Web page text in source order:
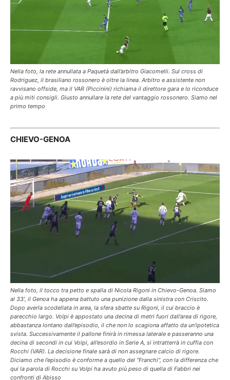
Nella foto, la rete annullata a Paquetà dall’arbitro Giacomelli. Sul cross di
Rodriguez, il brasiliano rossonero è oltre la linea. Arbitro e assistente non
ravvisano offside, ma il VAR (Piccinini) richiama il direttore gara e lo riconduce
a più miti consigli. Giusto annullare la rete del vantaggio rossonero. Siamo nel
primo tempo
CHIEVO-GENOA
Nella foto, il tocco tra petto e spalla di Nicola Rigoni in Chievo-Genoa. Siamo
al 33′, il Genoa ha appena battuto una punizione dalla sinistra con Criscito.
Dopo averla scodellata in area, la sfera sbatte su Rigoni, il cui braccio è
parecchio largo. Volpi è appostato una decina di metri fuori dall’area di rigore,
abbastanza lontano dall’episodio, il che non lo scagiona affatto da un’ipotetica
svista. Successivamente il pallone finirà in rimessa laterale e passeranno una
decina di secondi in cui Volpi, all’esordio in Serie A, si intratterrà in cuffia con
Rocchi (VAR). La decisione finale sarà di non assegnare calcio di rigore.
Diciamo che l’episodio è conforme a quello del “Franchi”, con la differenza che
qui la parola di Rocchi su Volpi ha avuto più peso di quella di Fabbri nei
confronti di Abisso